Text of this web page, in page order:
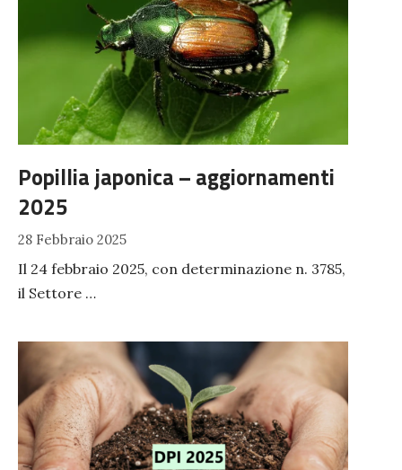
Popillia japonica – aggiornamenti
2025
28 Febbraio 2025
Il 24 febbraio 2025, con determinazione n. 3785,
il Settore …